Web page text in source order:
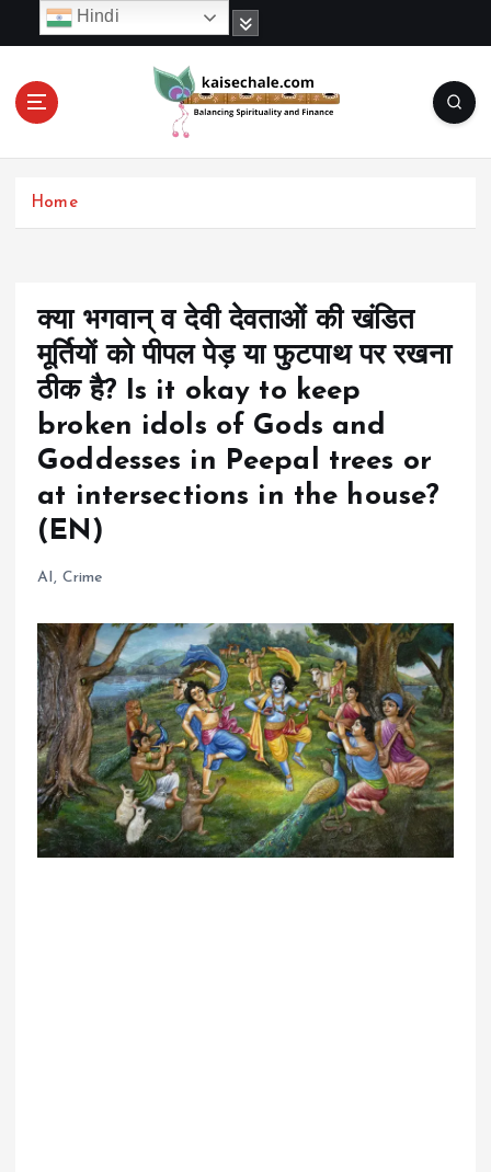
c
Home
क्या भगवान् व देवी देवताओं की खंडित
मूर्तियों को पीपल पेड़ या फुटपाथ पर रखना
ठीक है? Is it okay to keep
broken idols of Gods and
Goddesses in Peepal trees or
at intersections in the house?
(EN)
AI, Crime
Hindi